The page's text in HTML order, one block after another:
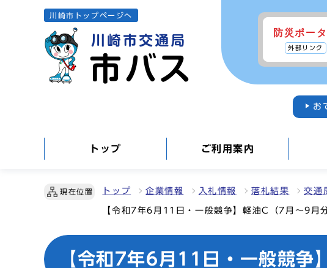
川崎市トップページへ
防災ポー
外部リンク
お
トップ ご利用案内
現在位置 トップ 企業情報 入札情報 落札結果 交通
【令和7年6月11日・一般競争】軽油C（7月～9月
【令和7年6月11日・一般競争